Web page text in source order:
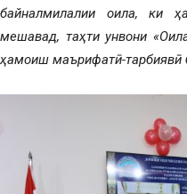
байналмилалии оила, ки
мешавад, таҳти унвони
ҳамоиш маърифатӣ-тарбиявӣ